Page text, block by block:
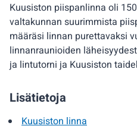
Kuusiston piispanlinna oli
valtakunnan suurimmista
määräsi linnan purettavaksi
linnanraunioiden
ja lintutorni ja Kuusiston
Lisätietoja
Kuusiston linna